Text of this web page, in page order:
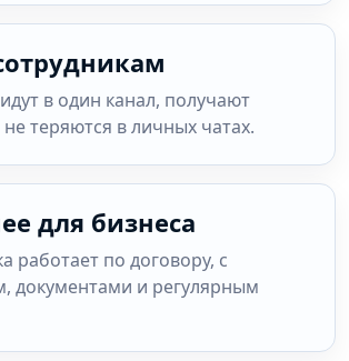
в один канал, получают
теряются в личных чатах.
для бизнеса
работает по договору, с
документами и регулярным